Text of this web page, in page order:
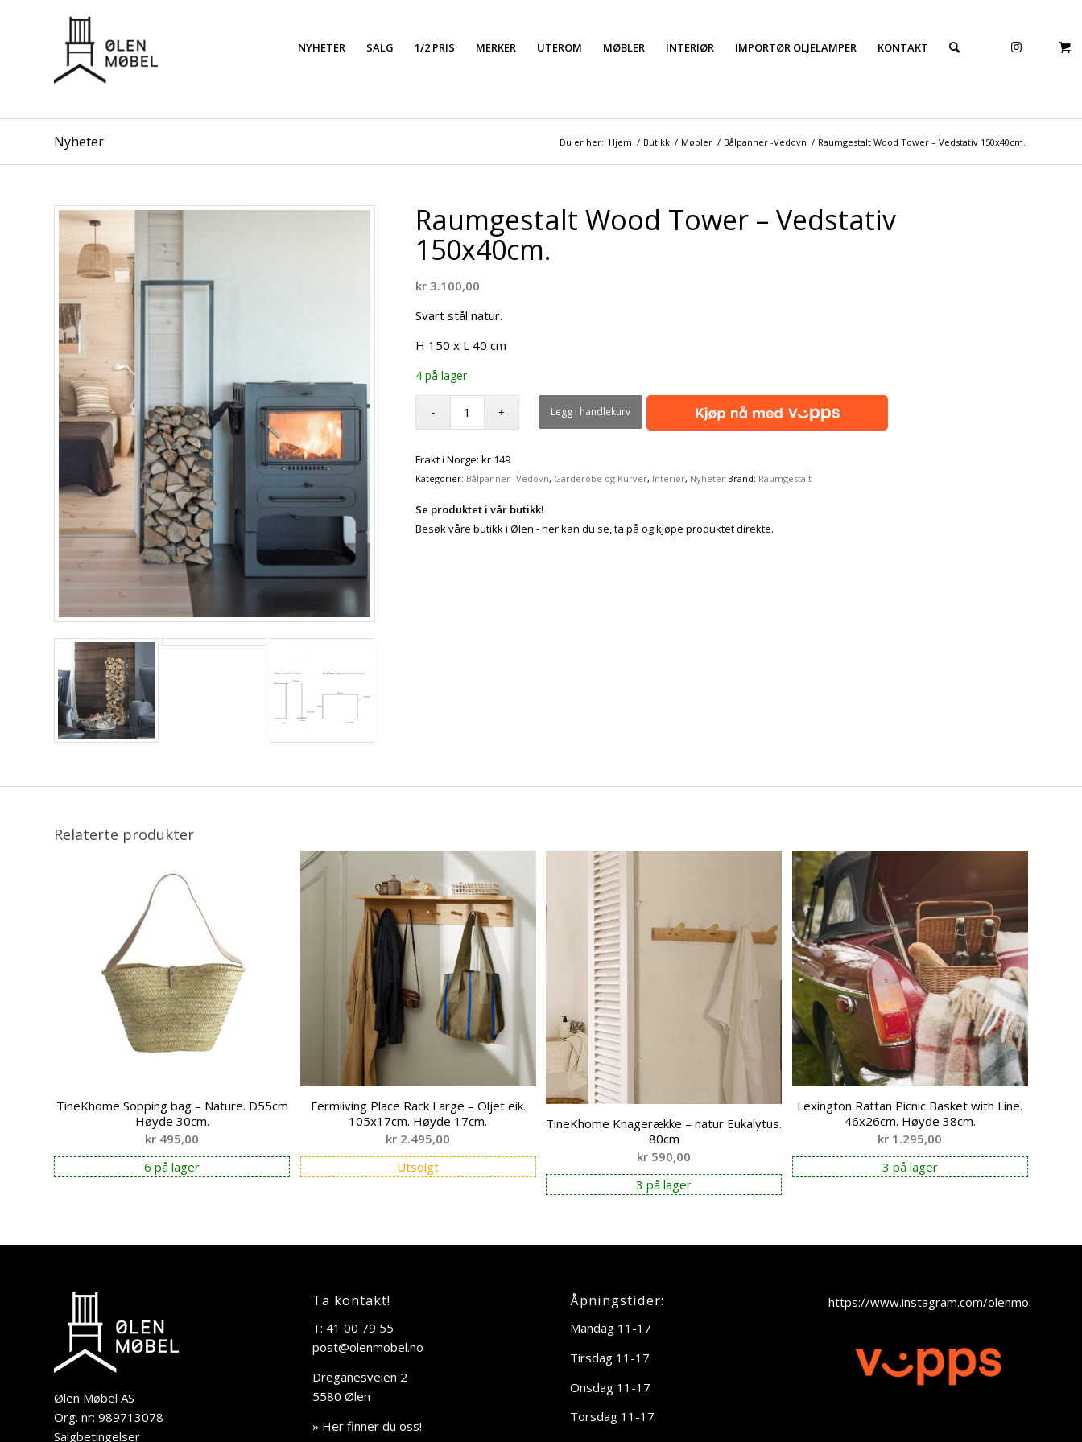
NYHETER SALG 1/2 PRIS MERKER UTEROM MØBLER INTERIØR IMPORTØR OLJELAMPER KONTAKT
Nyheter Du er her: Hjem / Butikk / Møbler / Bålpanner -Vedovn / Raumgestalt Wood Tower – Vedstativ 150x40cm.
Raumgestalt Wood Tower – Vedstativ
150x40cm.
kr 3.100,00
Svart stål natur.
H 150 x L 40 cm
4 på lager
Legg i handlekurv
Frakt i Norge: kr 149
Kategorier: Bålpanner -Vedovn, Garderobe og Kurver, Interiør, Nyheter Brand: Raumgestalt
Se produktet i vår butikk!
Besøk våre butikk i Ølen - her kan du se, ta på og kjøpe produktet direkte.
Relaterte produkter
TineKhome Sopping bag – Nature. D55cm
Høyde 30cm.
kr 495,00
6 på lager
Fermliving Place Rack Large – Oljet eik.
105x17cm. Høyde 17cm.
kr 2.495,00
Utsolgt
TineKhome Knagerække – natur Eukalytus.
80cm
kr 590,00
3 på lager
Lexington Rattan Picnic Basket with Line.
46x26cm. Høyde 38cm.
kr 1.295,00
3 på lager
Ølen Møbel AS
Org. nr: 989713078
Salgbetingelser
Ta kontakt!
T: 41 00 79 55
post@olenmobel.no
Dreganesveien 2
5580 Ølen
» Her finner du oss!
Åpningstider:
Mandag 11-17
Tirsdag 11-17
Onsdag 11-17
Torsdag 11-17
https://www.instagram.com/olenmobel